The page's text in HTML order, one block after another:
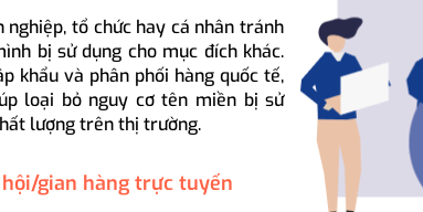
tổ chức hay cá nhân tránh
bị sử dụng cho mục đích khác.
khẩu và phân phối hàng quốc tế,
loại bỏ nguy cơ tên miền bị sử
lượng trên thị trường.
gian hàng trực tuyến